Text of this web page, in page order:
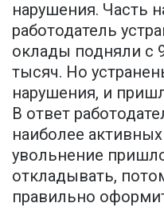
нарушения. Часть
работодатель
оклады подняли с
тысяч. Но
нарушения, и
В ответ
наиболее
увольнение
откладывать,
правильно